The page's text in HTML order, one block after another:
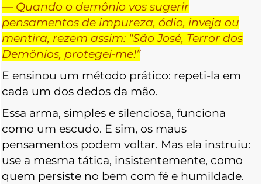
— Quando o demônio vos sugerir
pensamentos de impureza, ódio, inveja ou
mentira, rezem assim: “São José, Terror dos
Demônios, protegei-me!”
E ensinou um método prático: repeti-la em
cada um dos dedos da mão.
Essa arma, simples e silenciosa, funciona
como um escudo. E sim, os maus
pensamentos podem voltar. Mas ela instruiu:
use a mesma tática, insistentemente, como
quem persiste no bem com fé e humildade.